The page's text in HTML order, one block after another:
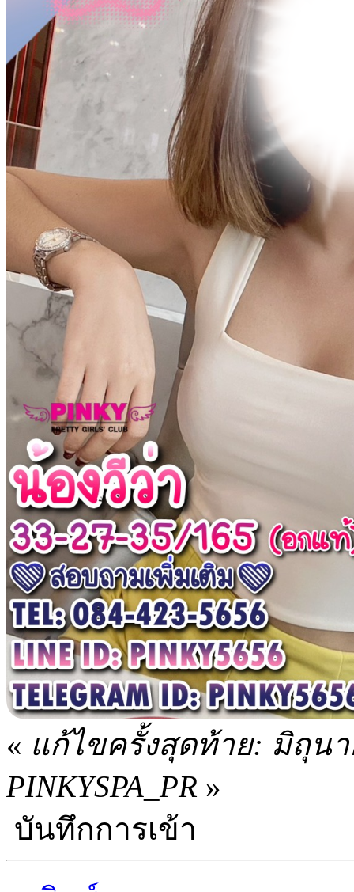
« แก้ไขครั้งสุดท้าย: มิถุนา
PINKYSPA_PR »
บันทึกการเข้า